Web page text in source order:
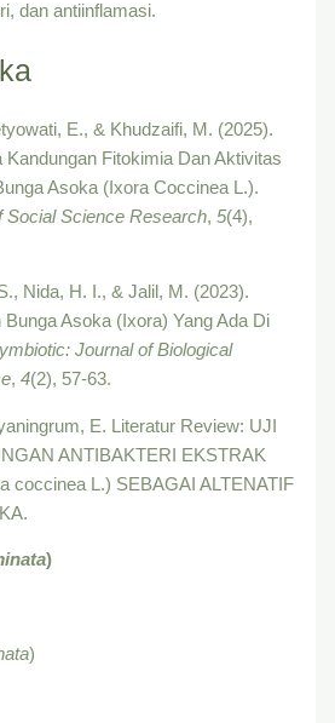
dan antiinflamasi.
E., & Khudzaifi, M. (2025).
Fitokimia Dan Aktivitas
Asoka (Ixora Coccinea L.).
Social Science Research,5(4),
Nida, H. I., & Jalil, M. (2023).
Bunga Asoka (Ixora) Yang Ada Di
Journal of Biological
,4(2), 57-63.
E. Literatur Review: UJI
ANTIBAKTERI EKSTRAK
coccinea L.) SEBAGAI ALTENATIF
)
)